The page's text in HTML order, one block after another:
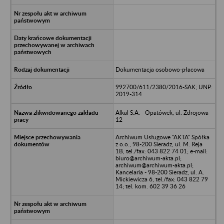
Dokumentacja osobowo-płacowa
992700/611/2380/2016-SAK; UNP:
2019-314
Alkal S.A. - Opatówek, ul. Zdrojowa
12
Archiwum Usługowe "AKTA" Spółka
z o.o., 98-200 Sieradz, ul. M. Reja
1B, tel./fax: 043 822 74 01; e-mail:
biuro@archiwum-akta.pl;
archiwum@archiwum-akta.pl;
Kancelaria - 98-200 Sieradz, ul. A.
Mickiewicza 6, tel./fax: 043 822 79
14; tel. kom. 602 39 36 26